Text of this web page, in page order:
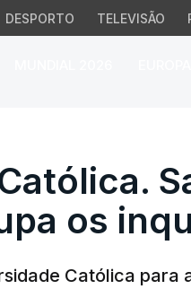
DESPORTO TELEVISÃO
os
Católica para